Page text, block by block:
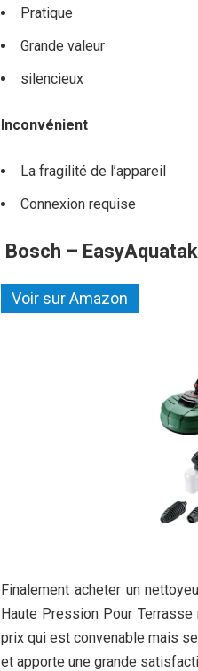
Pratique
Grande valeur
silencieux
Inconvénient
La fragilité de l’appareil
Connexion requise
Bosch –
Voir sur Amazon
Finalement acheter un
Haute Pression Pour Terrasse
prix qui est convenable mais
et apporte une grande